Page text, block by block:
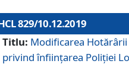
829/10.12.2019
Titlu: Modificarea
privind înființarea Poliției